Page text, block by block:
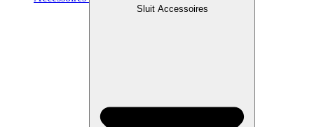
Sluit Accessoires